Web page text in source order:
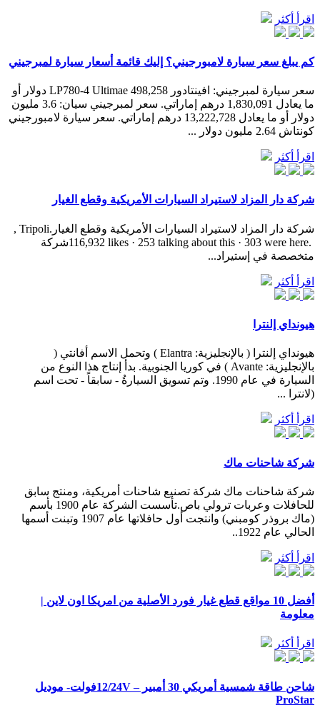
اقرأ أكثر
كم يبلغ سعر سيارة لامبورجيني؟ إليك قائمة أسعار سيارة لمبرجيني
سعر سيارة لمبرجيني: افينتادور LP780-4 Ultimae 498,258 دولار أو
ما يعادل 1,830,091 درهم إماراتي. سعر لمبرجيني سيان: 3.6 مليون
دولار أو ما يعادل 13,222,728 درهم إماراتي. سعر سيارة لامبورجيني
كونتاش 2.64 مليون دولار ...
اقرأ أكثر
شركة دار المزاد لاستيراد السيارات الأمريكية وقطع الغيار
‎شركة دار المزاد لاستيراد السيارات الأمريكية وقطع الغيار‎, Tripoli.
116,932 likes · 253 talking about this · 303 were here. ‎شركة
متخصصة في إستيراد...
اقرأ أكثر
هيونداي إلنترا
هيونداي إلنترا ( بالإنجليزية: Elantra )‏ وتحمل الاسم أفانتي (
بالإنجليزية: Avante )‏ في كوريا الجنوبية. بدأ إنتاج هذا النوع من
السيارة في عام 1990. وتم تسويق السيارةُ - سابقاً - تحت اسم
(لانترا ...
اقرأ أكثر
شركة شاحنات ماك
شركة شاحنات ماك شركة تصنيع شاحنات أمريكية، ومنتج سابق
للحافلات وعربات ترولي باص.تأسست الشركة عام 1900 بأسم
(ماك بروذر كومبني) وانتجت أول حافلاتها عام 1907 وتبنت أسمها
الحالي عام 1922..
اقرأ أكثر
أفضل 10 مواقع قطع غيار فورد الأصلية من امريكا اون لاين |
معلومة
اقرأ أكثر
شاحن طاقة شمسية أمريكي 30 أمبير – 12/24Vفولت- موديل
ProStar